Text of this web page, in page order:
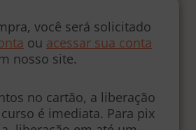
você será solicitado
ou acessar sua conta
nosso site.
no cartão, a liberação
é imediata. Para pix